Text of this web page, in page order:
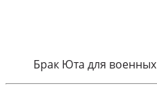
Брак Юта для военных